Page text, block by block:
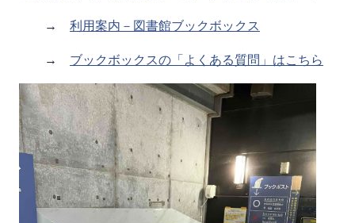
→ 利用案内－図書館ブックボックス
→ ブックボックスの「よくある質問」はこちら